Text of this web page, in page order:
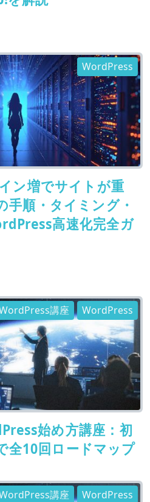
ン増でサイトが重
手順・タイミング・
高速化完全ガ
WordPress
始め方講座：初
全10回ロードマップ
講座 WordPress
講座 WordPress